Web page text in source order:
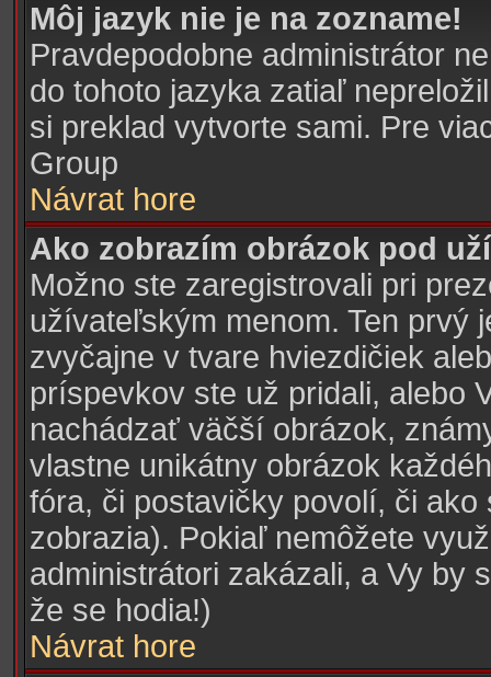
Môj jazyk nie je na zozname!
Pravdepodobne administrátor
do tohoto jazyka zatiaľ
si preklad vytvorte sami. Pre
Group
Návrat hore
Ako zobrazím obrázok pod
Možno ste zaregistrovali pri
užívateľským menom. Ten prvý
zvyčajne v tvare hviezdičiek
príspevkov ste už pridali, alebo
nachádzať väčší obrázok,
vlastne unikátny obrázok
fóra, či postavičky povolí, či
zobrazia). Pokiaľ nemôžete
administrátori zakázali, a Vy by
že se hodia!)
Návrat hore